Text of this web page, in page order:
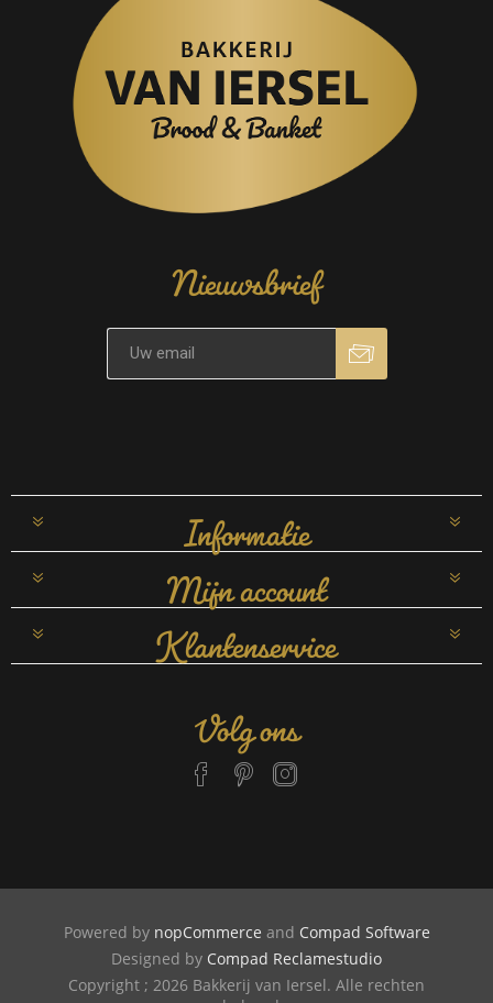
Nieuwsbrief
Informatie
Mijn account
Klantenservice
Volg ons
Powered by nopCommerce and Compad Software
Designed by Compad Reclamestudio
Copyright ; 2026 Bakkerij van Iersel. Alle rechten